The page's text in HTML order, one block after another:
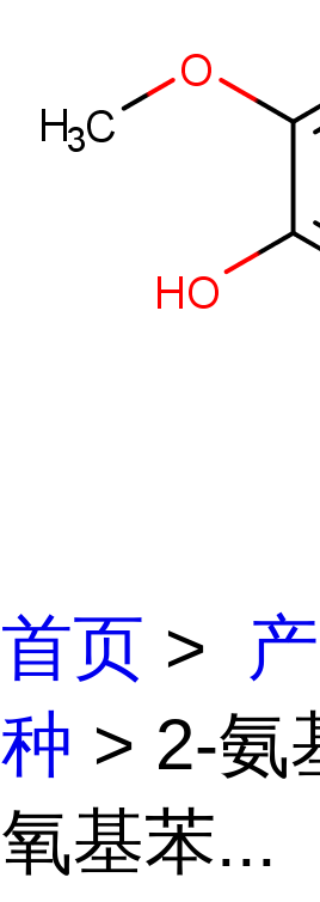
首页 >
种 > 2-氨
氧基苯...